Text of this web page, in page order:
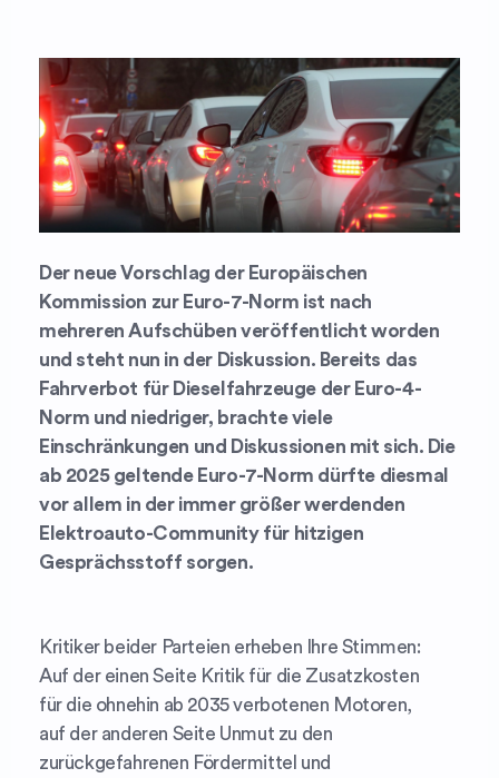
Der neue Vorschlag der Europäischen
Kommission zur Euro-7-Norm ist nach
mehreren Aufschüben veröffentlicht worden
und steht nun in der Diskussion. Bereits das
Fahrverbot für Dieselfahrzeuge der Euro-4-
Norm und niedriger, brachte viele
Einschränkungen und Diskussionen mit sich. Die
ab 2025 geltende Euro-7-Norm dürfte diesmal
vor allem in der immer größer werdenden
Elektroauto-Community für hitzigen
Gesprächsstoff sorgen.
Kritiker beider Parteien erheben Ihre Stimmen:
Auf der einen Seite Kritik für die Zusatzkosten
für die ohnehin ab 2035 verbotenen Motoren,
auf der anderen Seite Unmut zu den
zurückgefahrenen Fördermittel und